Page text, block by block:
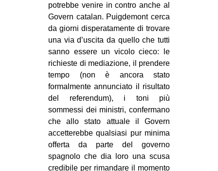
potrebbe venire in contro anche al
Govern catalan. Puigdemont cerca
da giorni disperatamente di trovare
una via d’uscita da quello che tutti
sanno essere un vicolo cieco: le
richieste di mediazione, il prendere
tempo (non è ancora stato
formalmente annunciato il risultato
del referendum), i toni più
sommessi dei ministri, confermano
che allo stato attuale il Govern
accetterebbe qualsiasi pur minima
offerta da parte del governo
spagnolo che dia loro una scusa
credibile per rimandare il momento